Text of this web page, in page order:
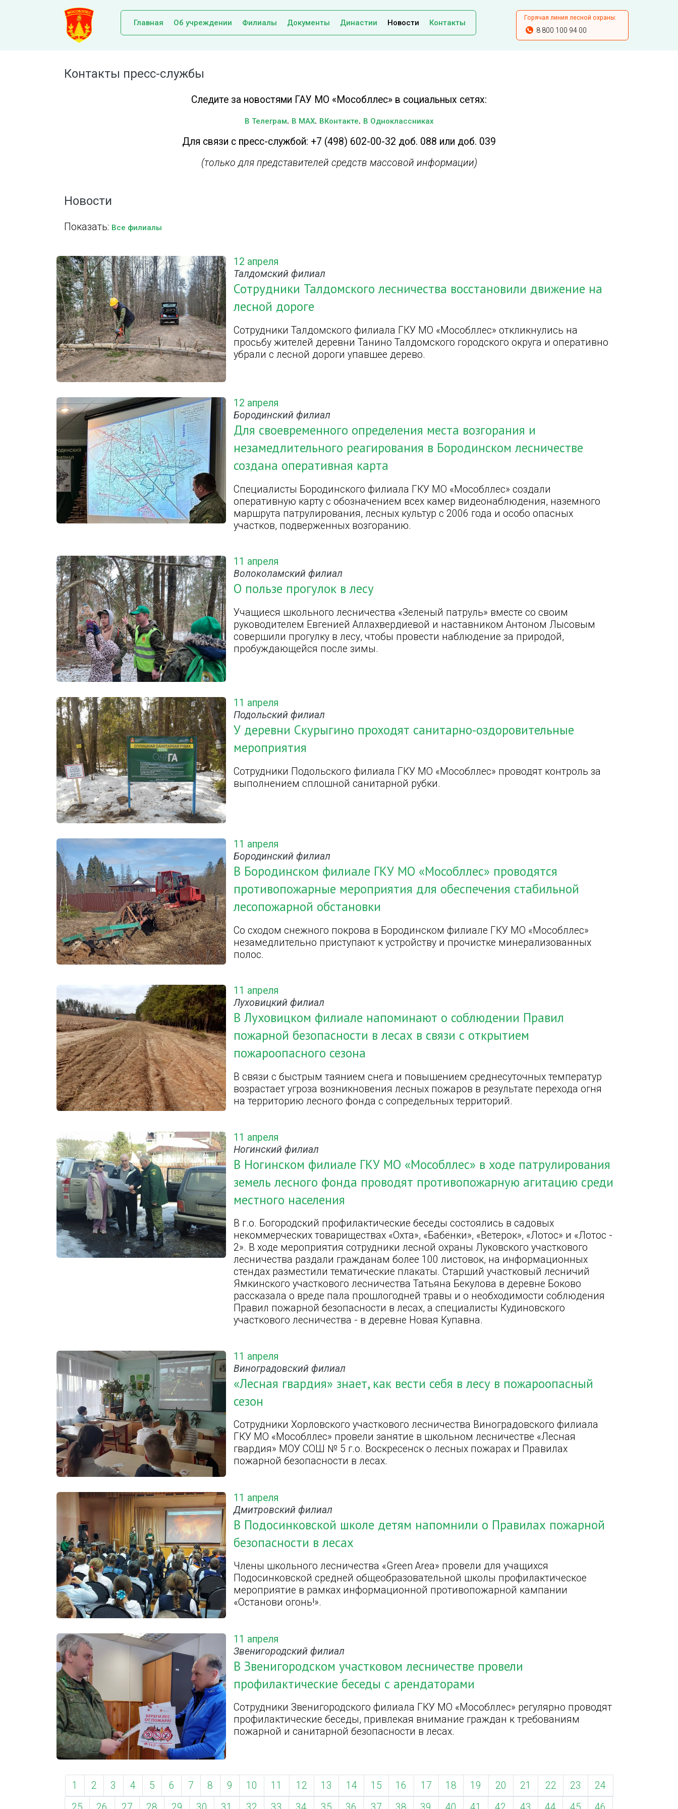
Главная Об учреждении Филиалы Документы Династии Новости Контакты
Горячая линия лесной охраны:
8 800 100 94 00
Контакты пресс-службы
Следите за новостями ГАУ МО «Мособллес» в социальных сетях:
В Телеграм. В MAX. ВКонтакте. В Одноклассниках
Для связи с пресс-службой: +7 (498) 602-00-32 доб. 088 или доб. 039
(только для представителей средств массовой информации)
Новости
Показать: Все филиалы
12 апреля
Талдомский филиал
Сотрудники Талдомского лесничества восстановили движение на
лесной дороге
Сотрудники Талдомского филиала ГКУ МО «Мособллес» откликнулись на
просьбу жителей деревни Танино Талдомского городского округа и оперативно
убрали с лесной дороги упавшее дерево.
12 апреля
Бородинский филиал
Для своевременного определения места возгорания и
незамедлительного реагирования в Бородинском лесничестве
создана оперативная карта
Специалисты Бородинского филиала ГКУ МО «Мособллес» создали
оперативную карту с обозначением всех камер видеонаблюдения, наземного
маршрута патрулирования, лесных культур с 2006 года и особо опасных
участков, подверженных возгоранию.
11 апреля
Волоколамский филиал
О пользе прогулок в лесу
Учащиеся школьного лесничества «Зеленый патруль» вместе со своим
руководителем Евгенией Аллахвердиевой и наставником Антоном Лысовым
совершили прогулку в лесу, чтобы провести наблюдение за природой,
пробуждающейся после зимы.
11 апреля
Подольский филиал
У деревни Скурыгино проходят санитарно-оздоровительные
мероприятия
Сотрудники Подольского филиала ГКУ МО «Мособллес» проводят контроль за
выполнением сплошной санитарной рубки.
11 апреля
Бородинский филиал
В Бородинском филиале ГКУ МО «Мособллес» проводятся
противопожарные мероприятия для обеспечения стабильной
лесопожарной обстановки
Со сходом снежного покрова в Бородинском филиале ГКУ МО «Мособллес»
незамедлительно приступают к устройству и прочистке минерализованных
полос.
11 апреля
Луховицкий филиал
В Луховицком филиале напоминают о соблюдении Правил
пожарной безопасности в лесах в связи с открытием
пожароопасного сезона
В связи с быстрым таянием снега и повышением среднесуточных температур
возрастает угроза возникновения лесных пожаров в результате перехода огня
на территорию лесного фонда с сопредельных территорий.
11 апреля
Ногинский филиал
В Ногинском филиале ГКУ МО «Мособллес» в ходе патрулирования
земель лесного фонда проводят противопожарную агитацию среди
местного населения
В г.о. Богородский профилактические беседы состоялись в садовых
некоммерческих товариществах «Охта», «Бабёнки», «Ветерок», «Лотос» и «Лотос -
2». В ходе мероприятия сотрудники лесной охраны Луковского участкового
лесничества раздали гражданам более 100 листовок, на информационных
стендах разместили тематические плакаты. Старший участковый лесничий
Ямкинского участкового лесничества Татьяна Бекулова в деревне Боково
рассказала о вреде пала прошлогодней травы и о необходимости соблюдения
Правил пожарной безопасности в лесах, а специалисты Кудиновского
участкового лесничества - в деревне Новая Купавна.
11 апреля
Виноградовский филиал
«Лесная гвардия» знает, как вести себя в лесу в пожароопасный
сезон
Сотрудники Хорловского участкового лесничества Виноградовского филиала
ГКУ МО «Мособллес» провели занятие в школьном лесничестве «Лесная
гвардия» МОУ СОШ № 5 г.о. Воскресенск о лесных пожарах и Правилах
пожарной безопасности в лесах.
11 апреля
Дмитровский филиал
В Подосинковской школе детям напомнили о Правилах пожарной
безопасности в лесах
Члены школьного лесничества «Green Area» провели для учащихся
Подосинковской средней общеобразовательной школы профилактическое
мероприятие в рамках информационной противопожарной кампании
«Останови огонь!».
11 апреля
Звенигородский филиал
В Звенигородском участковом лесничестве провели
профилактические беседы с арендаторами
Сотрудники Звенигородского филиала ГКУ МО «Мособллес» регулярно проводят
профилактические беседы, привлекая внимание граждан к требованиям
пожарной и санитарной безопасности в лесах.
1 2 3 4 5 6 7 8 9 10 11 12 13 14 15 16 17 18 19 20 21 22 23
24